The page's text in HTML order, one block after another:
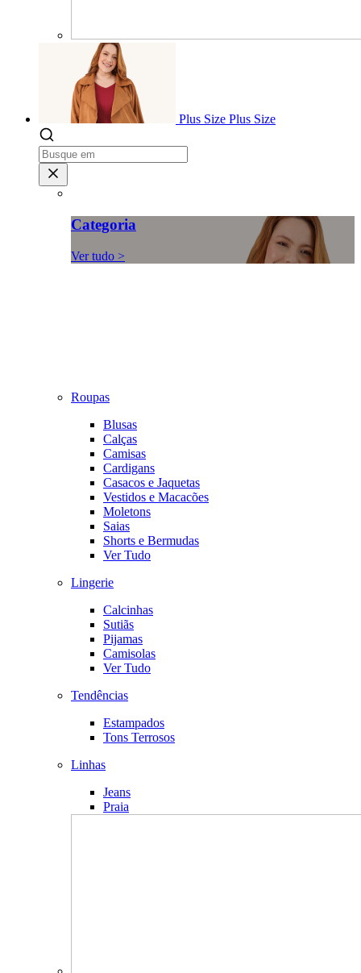
Plus Size Plus Size
Categoria
Ver tudo >
Roupas
Blusas
Calças
Camisas
Cardigans
Casacos e Jaquetas
Vestidos e Macacões
Moletons
Saias
Shorts e Bermudas
Ver Tudo
Lingerie
Calcinhas
Sutiãs
Pijamas
Camisolas
Ver Tudo
Tendências
Estampados
Tons Terrosos
Linhas
Jeans
Praia